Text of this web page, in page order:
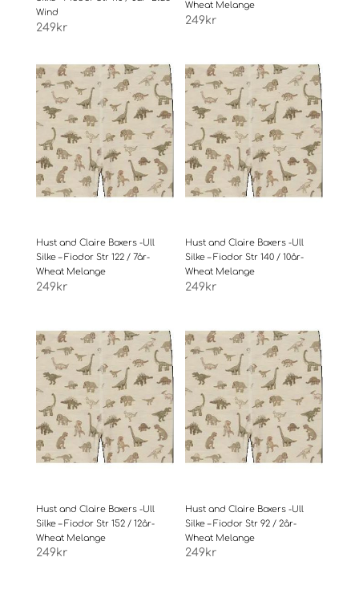
Wind
249kr
Wheat Melange
249kr
Hust and Claire Boxers -Ull
Silke – Fiodor Str 122 / 7år-
Wheat Melange
249kr
Hust and Claire Boxers -Ull
Silke – Fiodor Str 140 / 10år-
Wheat Melange
249kr
Hust and Claire Boxers -Ull
Silke – Fiodor Str 152 / 12år-
Wheat Melange
249kr
Hust and Claire Boxers -Ull
Silke – Fiodor Str 92 / 2år-
Wheat Melange
249kr